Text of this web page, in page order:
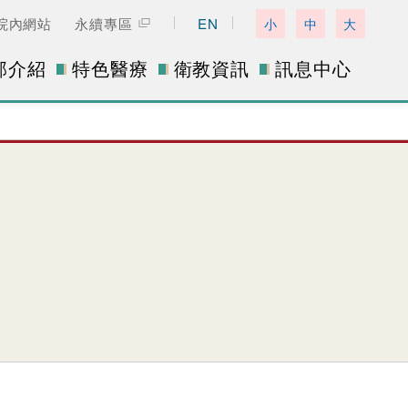
內網站 永續專區 EN 小 中 大
介紹 特色醫療 衛教資訊 訊息中心